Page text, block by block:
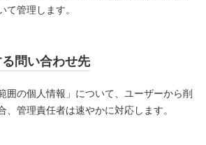
管理します。
問い合わせ先
囲の個人情報」について、ユーザーから削
管理責任者は速やかに対応します。